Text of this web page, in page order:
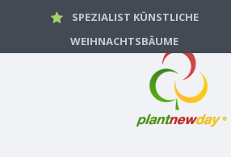
SPEZIALIST KÜNSTLICHE
WEIHNACHTSBÄUME